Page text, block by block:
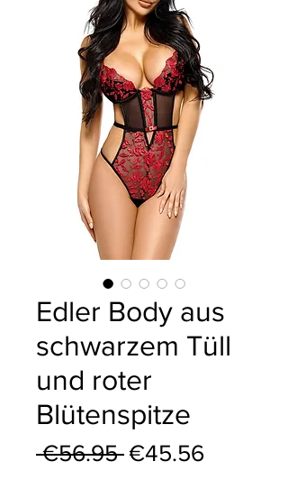
Edler Body aus
schwarzem Tüll
und roter
Blütenspitze
€56.95 Regular Price
€45.56